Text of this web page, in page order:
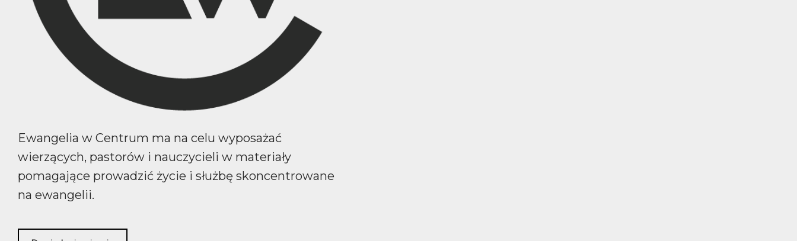
Ewangelia w Centrum ma na celu wyposażać
wierzących, pastorów i nauczycieli w materiały
pomagające prowadzić życie i służbę skoncentrowane
na ewangelii.